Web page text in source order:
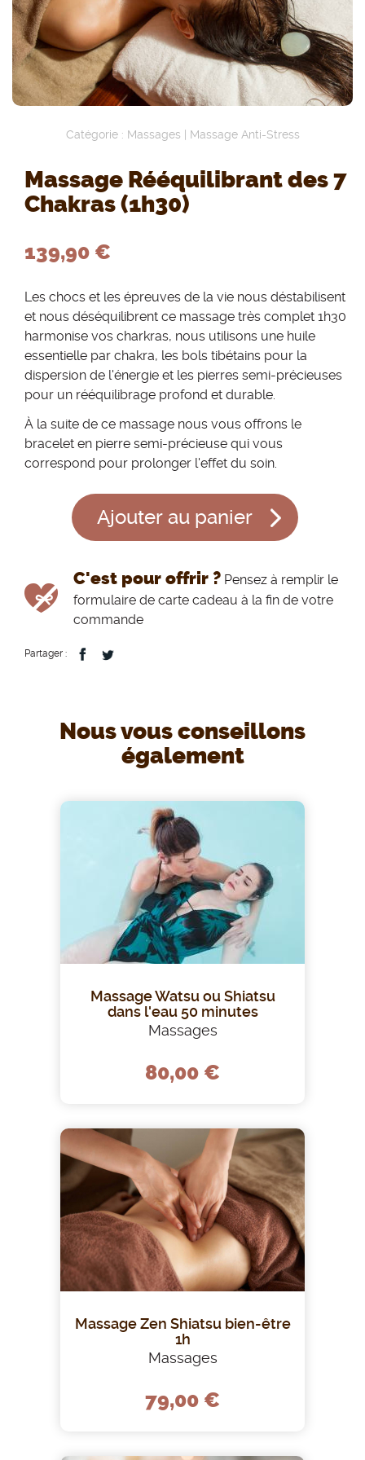
Catégorie : Massages Massage Anti-Stress
Massage Rééquilibrant des 7
Chakras (1h30)
139,90 €
Les chocs et les épreuves de la vie nous déstabilisent
et nous déséquilibrent ce massage très complet 1h30
harmonise vos charkras, nous utilisons une huile
essentielle par chakra, les bols tibétains pour la
dispersion de l'énergie et les pierres semi-précieuses
pour un rééquilibrage profond et durable.
À la suite de ce massage nous vous offrons le
bracelet en pierre semi-précieuse qui vous
correspond pour prolonger l'effet du soin.
Ajouter au panier
C'est pour offrir ? Pensez à remplir le
formulaire de carte cadeau à la fin de votre
commande
Partager :
Nous vous conseillons
également
Massage Watsu ou Shiatsu
dans l'eau 50 minutes
Massages
80,00 €
Massage Zen Shiatsu bien-être
1h
Massages
79,00 €